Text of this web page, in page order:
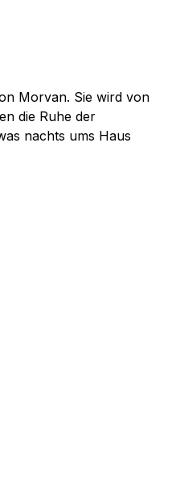
Morvan. Sie wird von
die Ruhe der
nachts ums Haus